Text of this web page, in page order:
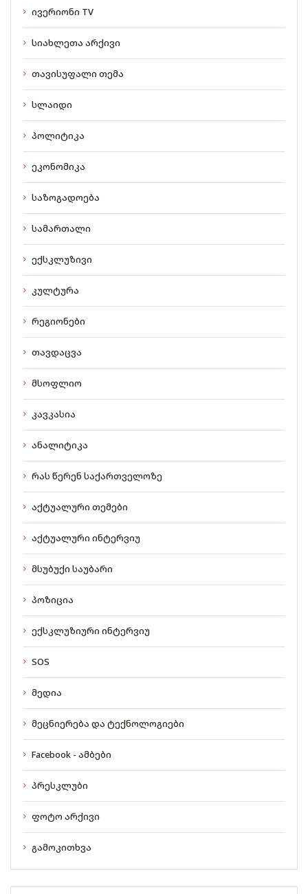
ივერიონი TV
სიახლეთა არქივი
თავისუფალი თემა
სლაიდი
პოლიტიკა
ეკონომიკა
საზოგადოება
სამართალი
ექსკლუზივი
კულტურა
რეგიონები
თავდაცვა
მსოფლიო
კავკასია
ანალიტიკა
რას წერენ საქართველოზე
აქტუალური თემები
აქტუალური ინტერვიუ
მსუბუქი საუბარი
პოზიცია
ექსკლუზიური ინტერვიუ
SOS
მედია
მეცნიერება და ტექნოლოგიები
Facebook - ამბები
პრესკლუბი
ფოტო არქივი
გამოკითხვა